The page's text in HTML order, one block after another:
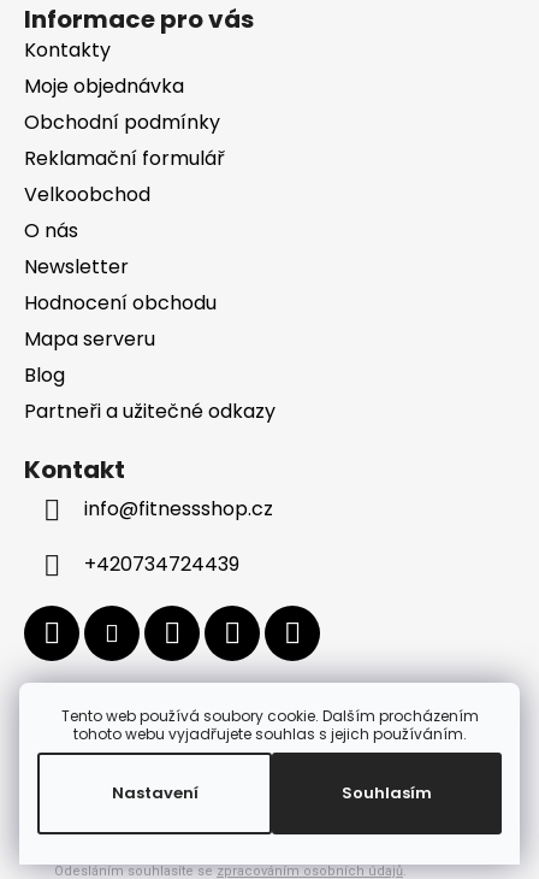
Tento web používá soubory cookie. Dalším procházením
tohoto webu vyjadřujete souhlas s jejich používáním.
Nastavení Souhlasím
Informace pro vás
Kontakty
Moje objednávka
Obchodní podmínky
Reklamační formulář
Velkoobchod
O nás
Newsletter
Hodnocení obchodu
Mapa serveru
Blog
Partneři a užitečné odkazy
Kontakt
info@fitnessshop.cz
+420734724439
Získejte slevu 10 % na první nákup
Odesláním souhlasíte se zpracováním osobních údajů.